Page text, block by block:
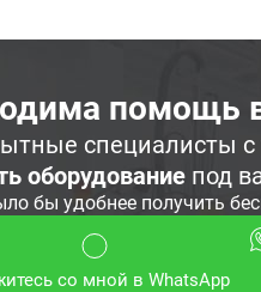
помощь
специалисты с
оборудование под
бы удобнее получить
со мной в WhatsApp